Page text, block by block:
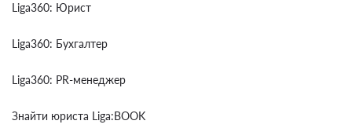
Liga360: Юрист
Liga360: Бухгалтер
Liga360: PR-менеджер
Знайти юриста Liga:BOOK